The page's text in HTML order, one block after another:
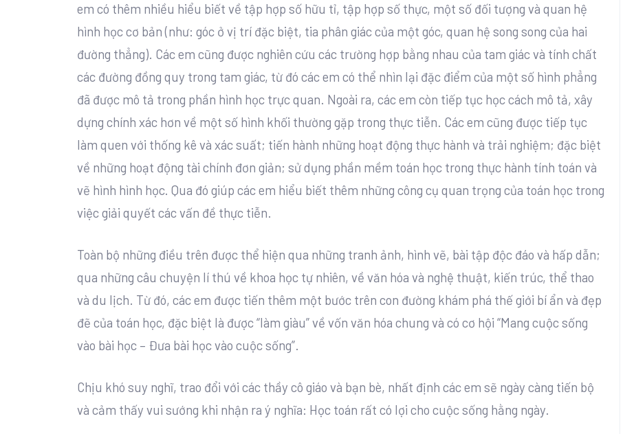
em có thêm nhiều hiểu biết về tập hợp số hữu tỉ, tập hợp số thực, một số đối tượng và quan hệ
hình học cơ bản (như: góc ở vị trí đặc biệt, tia phân giác của một góc, quan hệ song song của hai
đường thẳng). Các em cũng được nghiên cứu các trường hợp bằng nhau của tam giác và tính chất
các đường đồng quy trong tam giác, từ đó các em có thể nhìn lại đặc điểm của một số hình phẳng
đã được mô tả trong phần hình học trực quan. Ngoài ra, các em còn tiếp tục học cách mô tả, xây
dựng chính xác hơn về một số hình khối thường gặp trong thực tiễn. Các em cũng được tiếp tục
làm quen với thống kê và xác suất; tiến hành những hoạt động thực hành và trải nghiệm; đặc biệt
về những hoạt động tài chính đơn giản; sử dụng phần mềm toán học trong thực hành tính toán và
vẽ hình hình học. Qua đó giúp các em hiểu biết thêm những công cụ quan trọng của toán học trong
việc giải quyết các vấn đề thực tiễn.
Toàn bộ những điều trên được thể hiện qua những tranh ảnh, hình vẽ, bài tập độc đáo và hấp dẫn;
qua những câu chuyện lí thú về khoa học tự nhiên, về văn hóa và nghệ thuật, kiến trúc, thể thao
và du lịch. Từ đó, các em được tiến thêm một bước trên con đường khám phá thế giới bí ẩn và đẹp
đẽ của toán học, đặc biệt là được “làm giàu” về vốn văn hóa chung và có cơ hội “Mang cuộc sống
vào bài học – Đưa bài học vào cuộc sống”.
Chịu khó suy nghĩ, trao đổi với các thầy cô giáo và bạn bè, nhất định các em sẽ ngày càng tiến bộ
và cảm thấy vui sướng khi nhận ra ý nghĩa: Học toán rất có lợi cho cuộc sống hằng ngày.